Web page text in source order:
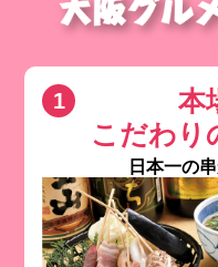
本
こだわり
日本一の